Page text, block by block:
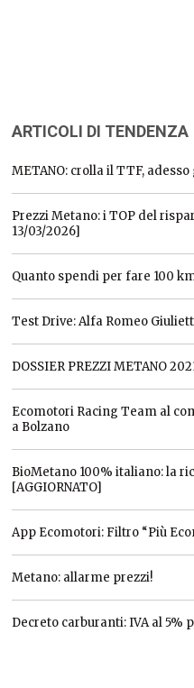
ARTICOLI DI TENDENZA
METANO: crolla il TTF, adesso
Prezzi Metano: i TOP del
13/03/2026]
Quanto spendi per fare 100
Test Drive: Alfa Romeo
DOSSIER PREZZI METANO
Ecomotori Racing Team al
a Bolzano
BioMetano 100% italiano: la
[AGGIORNATO]
App Ecomotori: Filtro “Più
Metano: allarme prezzi!
Decreto carburanti: IVA al 5%